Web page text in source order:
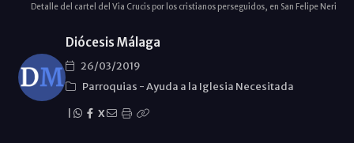
Detalle del cartel del Via Crucis por los cristianos perseguidos, en San Felipe Neri
Diócesis Málaga
26/03/2019
Parroquias -Ayuda a la Iglesia Necesitada
X